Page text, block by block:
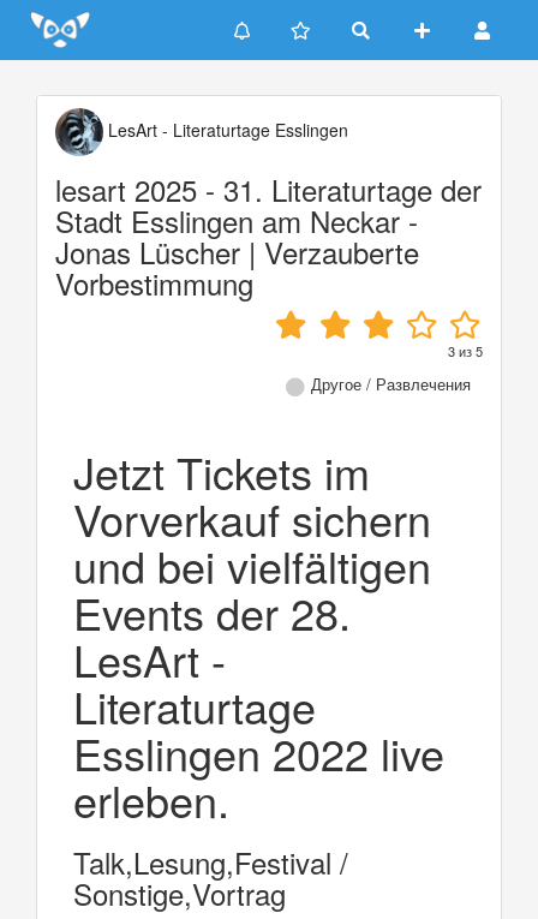
Update cookies preferences
LesArt - Literaturtage Esslingen
lesart 2025 - 31. Literaturtage der
Stadt Esslingen am Neckar -
Jonas Lüscher | Verzauberte
Vorbestimmung
3из5
Другое / Развлечения
Jetzt Tickets im
Vorverkauf sichern
und bei vielfältigen
Events der 28.
LesArt -
Literaturtage
Esslingen 2022 live
erleben.
Talk,Lesung,Festival /
Sonstige,Vortrag